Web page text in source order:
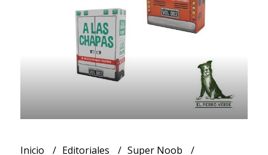
Inicio Editoriales
Super Noob